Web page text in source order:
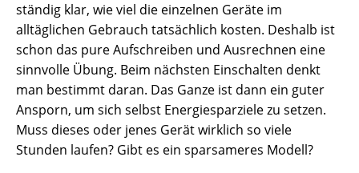
ständig klar, wie viel die einzelnen Geräte im
alltäglichen Gebrauch tatsächlich kosten. Deshalb ist
schon das pure Aufschreiben und Ausrechnen eine
sinnvolle Übung. Beim nächsten Einschalten denkt
man bestimmt daran. Das Ganze ist dann ein guter
Ansporn, um sich selbst Energiesparziele zu setzen.
Muss dieses oder jenes Gerät wirklich so viele
Stunden laufen? Gibt es ein sparsameres Modell?